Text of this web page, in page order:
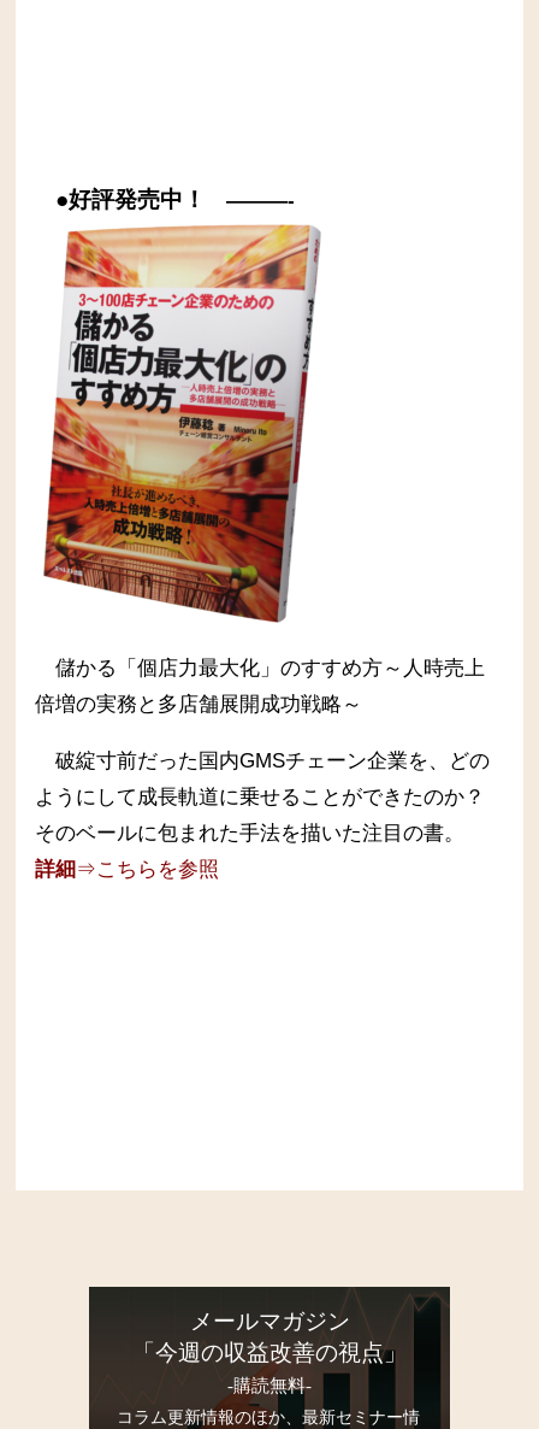
●好評発売中！ ———-
儲かる「個店力最大化」のすすめ方～人時売上
倍増の実務と多店舗展開成功戦略～
破綻寸前だった国内GMSチェーン企業を、どの
ようにして成長軌道に乗せることができたのか？
そのベールに包まれた手法を描いた注目の書。
詳細 ⇒こちらを参照
メールマガジン
「今週の収益改善の視点」
-購読無料-
コラム更新情報のほか、最新セミナー情